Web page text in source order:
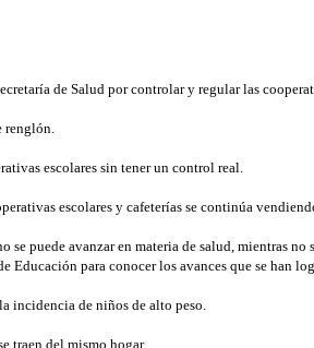
de Salud por controlar y regular las
renglón.
escolares sin tener un control real.
escolares y cafeterías se continúa
puede avanzar en materia de salud, mientras
para conocer los avances que se han
incidencia de niños de alto peso.
traen del mismo hogar.